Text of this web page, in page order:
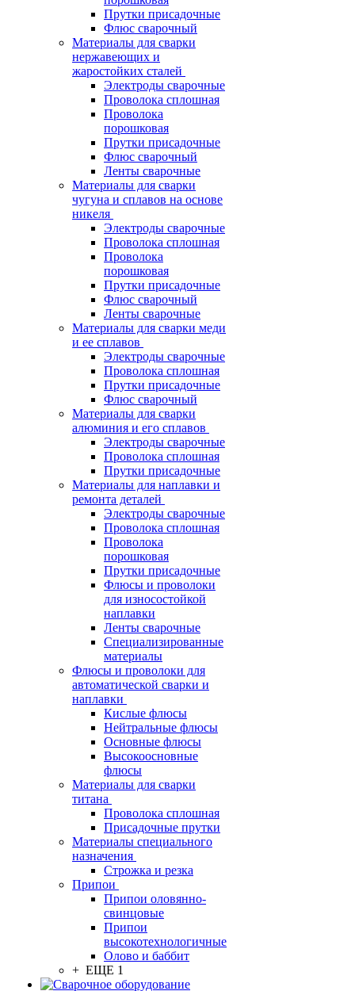
Прутки присадочные
Флюс сварочный
Материалы для сварки
нержавеющих и
жаростойких сталей
Электроды сварочные
Проволока сплошная
Проволока
порошковая
Прутки присадочные
Флюс сварочный
Ленты сварочные
Материалы для сварки
чугуна и сплавов на основе
никеля
Электроды сварочные
Проволока сплошная
Проволока
порошковая
Прутки присадочные
Флюс сварочный
Ленты сварочные
Материалы для сварки меди
и ее сплавов
Электроды сварочные
Проволока сплошная
Прутки присадочные
Флюс сварочный
Материалы для сварки
алюминия и его сплавов
Электроды сварочные
Проволока сплошная
Прутки присадочные
Материалы для наплавки и
ремонта деталей
Электроды сварочные
Проволока сплошная
Проволока
порошковая
Прутки присадочные
Флюсы и проволоки
для износостойкой
наплавки
Ленты сварочные
Специализированные
материалы
Флюсы и проволоки для
автоматической сварки и
наплавки
Кислые флюсы
Нейтральные флюсы
Основные флюсы
Высокоосновные
флюсы
Материалы для сварки
титана
Проволока сплошная
Присадочные прутки
Материалы специального
назначения
Строжка и резка
Припои
Припои оловянно-
свинцовые
Припои
высокотехнологичные
Олово и баббит
+ ЕЩЕ 1